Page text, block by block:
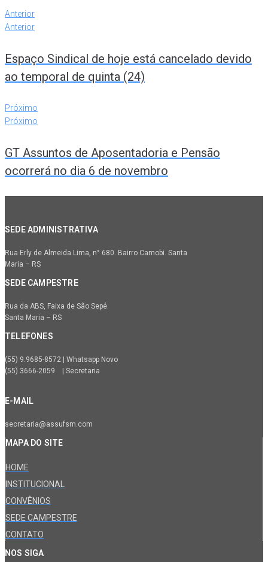
Anterior
Anterior
Espaço Sindical de hoje está cancelado devido
ao temporal de quinta (24)
Próximo
Próximo
GT Assuntos de Aposentadoria e Pensão
ocorrerá no dia 6 de novembro
SEDE ADMINISTRATIVA
Rua Erly de Almeida Lima, n° 680. Bairro Camobi. Santa
Maria – RS
SEDE CAMPESTRE
Rua da ABS, Faixa de São Sepé.
Santa Maria – RS
TELEFONES
(55) 9.9685-8572 | Whatsapp Novo
(55) 3666-2059 | Secretaria
E-MAIL
secretaria@assufsm.com
MAPA DO SITE
HOME
INSTITUCIONAL
CONVÊNIOS
SEDE CAMPESTRE
CONTATO
NOS SIGA